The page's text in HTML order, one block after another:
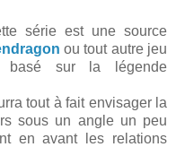
série est une source
ou tout autre jeu
sur la légende
tout à fait envisager la
sous un angle un peu
en avant les relations